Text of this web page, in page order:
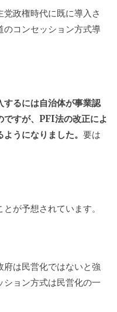
政権時代に既に導入さ
のコンセッション方式導
するには自治体が事業認
ですが、PFI法の改正によ
うになりました。 要は
が予想されています。
府は民営化ではないと強
ョン方式は民営化の一